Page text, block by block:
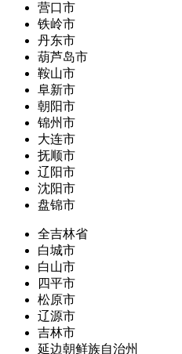
营口市
铁岭市
丹东市
葫芦岛市
鞍山市
阜新市
朝阳市
锦州市
大连市
抚顺市
辽阳市
沈阳市
盘锦市
全吉林省
白城市
白山市
四平市
松原市
辽源市
吉林市
延边朝鲜族自治州